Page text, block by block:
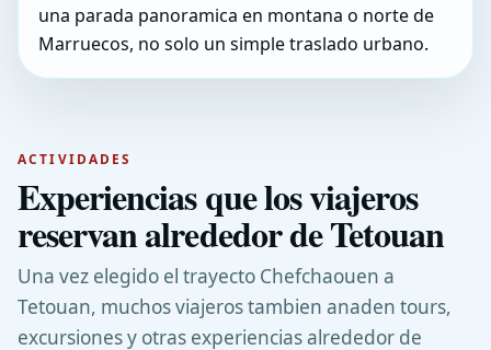
una parada panoramica en montana o norte de
Marruecos, no solo un simple traslado urbano.
ACTIVIDADES
Experiencias que los viajeros
reservan alrededor de Tetouan
Una vez elegido el trayecto Chefchaouen a
Tetouan, muchos viajeros tambien anaden tours,
excursiones y otras experiencias alrededor de